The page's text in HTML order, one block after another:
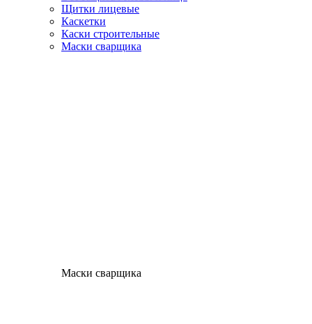
Щитки лицевые
Каскетки
Каски строительные
Маски сварщика
Маски сварщика